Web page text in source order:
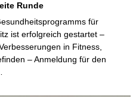
Runde
für
ist erfolgreich gestartet –
in Fitness,
– Anmeldung für den